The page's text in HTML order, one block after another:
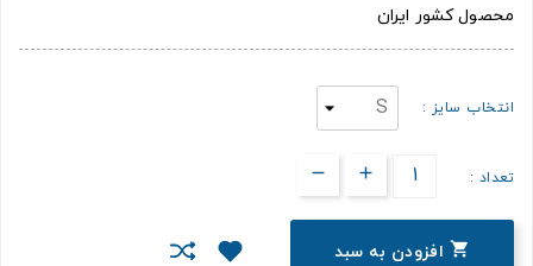
محصول کشور ایران
انتخاب سایز :
تعداد :
 افزودن به سبد